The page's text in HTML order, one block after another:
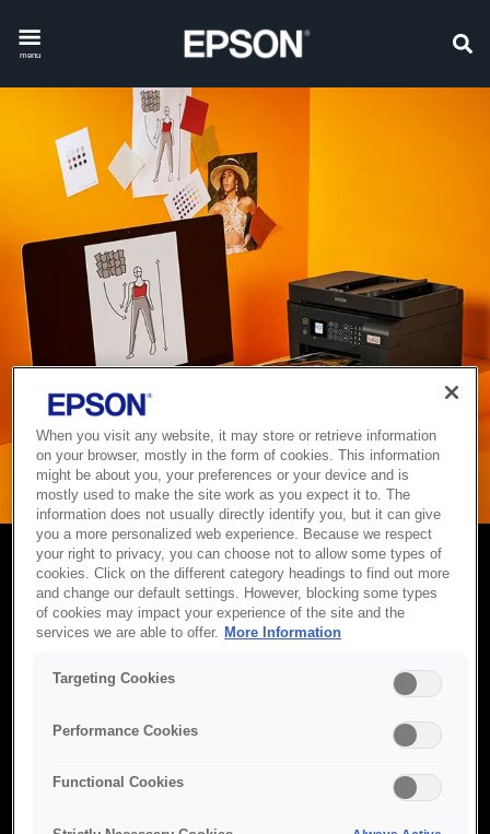
menu
SARF MALZEMELERİ
Epson sarf malzemeleri, baskı ve etiketleme sistemlerinizde
sunmak üzere tasarlanmıştır. Yüksek kapasiteli mürekkep
bileşenlerine kadar Epson, iş akışınızın her aşamasının güvenilir
ve hassasiyetle üretilmiş sarf malzemeleriyle desteklenmesini
sağlar. Evde baskı yapıyor, bir işletme yönetiyor ya da zorlu
endüstriyel ortamlarda faaliyet gösteriyor olun, Epson sarf
When you visit any website, it may store or retrieve information
on your browser, mostly in the form of cookies. This information
might be about you, your preferences or your device and is
mostly used to make the site work as you expect it to. The
information does not usually directly identify you, but it can give
you a more personalized web experience. Because we respect
your right to privacy, you can choose not to allow some types of
cookies. Click on the different category headings to find out more
and change our default settings. However, blocking some types
of cookies may impact your experience of the site and the
services we are able to offer.
More Information
Targeting Cookies
Performance Cookies
Functional Cookies